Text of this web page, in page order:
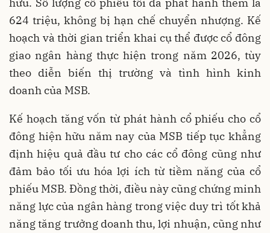
624 triệu, không bị hạn chế chuyển nhượng. Kế
hoạch và thời gian triển khai cụ thể được cổ đông
giao ngân hàng thực hiện trong năm 2026, tùy
theo diễn biến thị trường và tình hình kinh
doanh của MSB.
Kế hoạch tăng vốn từ phát hành cổ phiếu cho cổ
đông hiện hữu năm nay của MSB tiếp tục khẳng
định hiệu quả đầu tư cho các cổ đông cũng như
đảm bảo tối ưu hóa lợi ích từ tiềm năng của cổ
phiếu MSB. Đồng thời, điều này cũng chứng minh
năng lực của ngân hàng trong việc duy trì tốt khả
năng tăng trưởng doanh thu, lợi nhuận, cũng như